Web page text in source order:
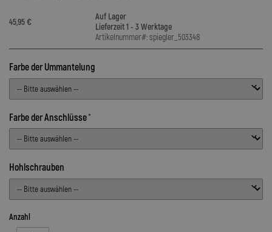
45,95 €
Auf Lager
Lieferzeit 1 - 3 Werktage
Artikelnummer#: spiegler_503348
Farbe der Ummantelung
Farbe der Anschlüsse
Hohlschrauben
Anzahl